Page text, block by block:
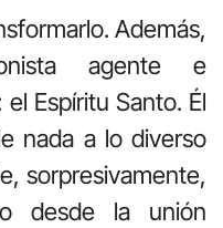
Además,
agente e
Espíritu Santo. Él
nada a lo diverso
sorpresivamente,
desde la unión